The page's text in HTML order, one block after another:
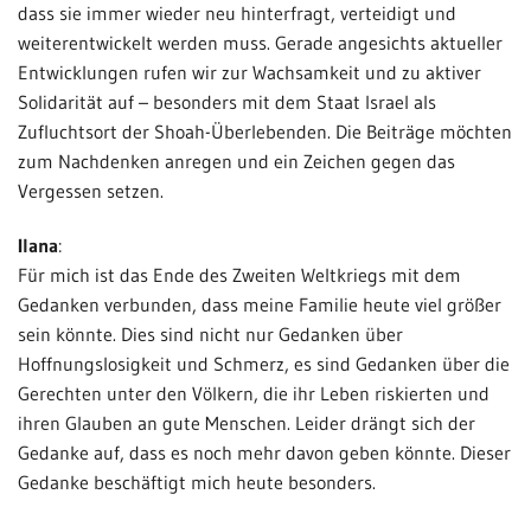
dass sie immer wieder neu hinterfragt, verteidigt und
weiterentwickelt werden muss. Gerade angesichts aktueller
Entwicklungen rufen wir zur Wachsamkeit und zu aktiver
Solidarität auf – besonders mit dem Staat Israel als
Zufluchtsort der Shoah-Überlebenden. Die Beiträge möchten
zum Nachdenken anregen und ein Zeichen gegen das
Vergessen setzen.
Ilana:
Für mich ist das Ende des Zweiten Weltkriegs mit dem
Gedanken verbunden, dass meine Familie heute viel größer
sein könnte. Dies sind nicht nur Gedanken über
Hoffnungslosigkeit und Schmerz, es sind Gedanken über die
Gerechten unter den Völkern, die ihr Leben riskierten und
ihren Glauben an gute Menschen. Leider drängt sich der
Gedanke auf, dass es noch mehr davon geben könnte. Dieser
Gedanke beschäftigt mich heute besonders.